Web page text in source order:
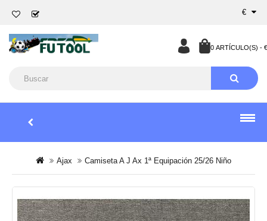
€
0 ARTÍCULO(S) -
Ajax Camiseta A J Ax 1ª Equipación 25/26 Niño